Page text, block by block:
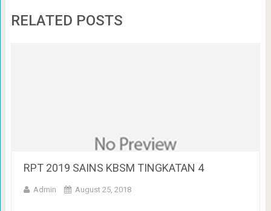
RELATED POSTS
RPT 2019 SAINS KBSM TINGKATAN 4
Admin August 25, 2018